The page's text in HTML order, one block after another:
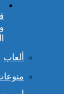
ألعاب